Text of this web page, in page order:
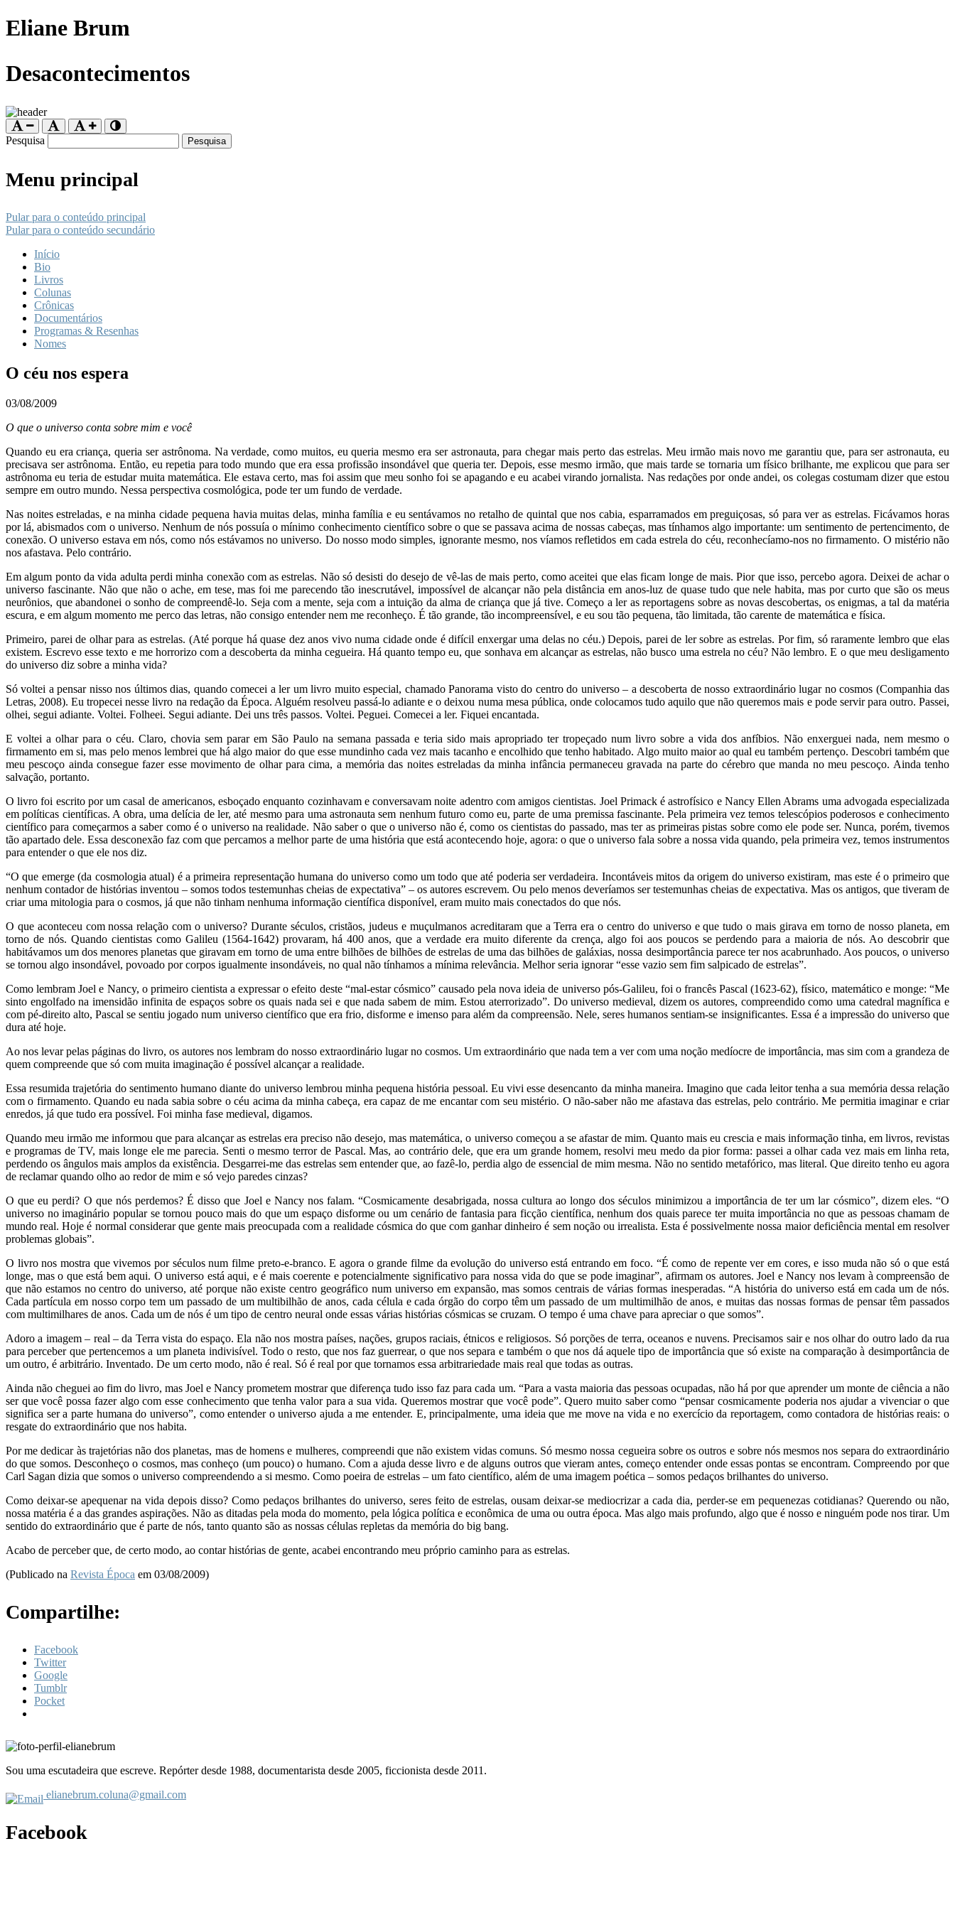
Eliane Brum
Desacontecimentos
Pesquisa
Menu principal
Pular para o conteúdo principal
Pular para o conteúdo secundário
Início
Bio
Livros
Colunas
Crônicas
Documentários
Programas & Resenhas
Nomes
O céu nos espera
03/08/2009
O que o universo conta sobre mim e você
Quando eu era criança, queria ser astrônoma. Na verdade, como muitos, eu queria mesmo era ser astronauta, para chegar mais perto das estrelas. Meu irmão mais novo me garantiu que, para ser astronauta, eu
precisava ser astrônoma. Então, eu repetia para todo mundo que era essa profissão insondável que queria ter. Depois, esse mesmo irmão, que mais tarde se tornaria um físico brilhante, me explicou que para ser
astrônoma eu teria de estudar muita matemática. Ele estava certo, mas foi assim que meu sonho foi se apagando e eu acabei virando jornalista. Nas redações por onde andei, os colegas costumam dizer que estou
sempre em outro mundo. Nessa perspectiva cosmológica, pode ter um fundo de verdade.
Nas noites estreladas, e na minha cidade pequena havia muitas delas, minha família e eu sentávamos no retalho de quintal que nos cabia, esparramados em preguiçosas, só para ver as estrelas. Ficávamos horas
por lá, abismados com o universo. Nenhum de nós possuía o mínimo conhecimento científico sobre o que se passava acima de nossas cabeças, mas tínhamos algo importante: um sentimento de pertencimento, de
conexão. O universo estava em nós, como nós estávamos no universo. Do nosso modo simples, ignorante mesmo, nos víamos refletidos em cada estrela do céu, reconhecíamo-nos no firmamento. O mistério não
nos afastava. Pelo contrário.
Em algum ponto da vida adulta perdi minha conexão com as estrelas. Não só desisti do desejo de vê-las de mais perto, como aceitei que elas ficam longe de mais. Pior que isso, percebo agora. Deixei de achar o
universo fascinante. Não que não o ache, em tese, mas foi me parecendo tão inescrutável, impossível de alcançar não pela distância em anos-luz de quase tudo que nele habita, mas por curto que são os meus
neurônios, que abandonei o sonho de compreendê-lo. Seja com a mente, seja com a intuição da alma de criança que já tive. Começo a ler as reportagens sobre as novas descobertas, os enigmas, a tal da matéria
escura, e em algum momento me perco das letras, não consigo entender nem me reconheço. É tão grande, tão incompreensível, e eu sou tão pequena, tão limitada, tão carente de matemática e física.
Primeiro, parei de olhar para as estrelas. (Até porque há quase dez anos vivo numa cidade onde é difícil enxergar uma delas no céu.) Depois, parei de ler sobre as estrelas. Por fim, só raramente lembro que elas
existem. Escrevo esse texto e me horrorizo com a descoberta da minha cegueira. Há quanto tempo eu, que sonhava em alcançar as estrelas, não busco uma estrela no céu? Não lembro. E o que meu desligamento
do universo diz sobre a minha vida?
Só voltei a pensar nisso nos últimos dias, quando comecei a ler um livro muito especial, chamado Panorama visto do centro do universo – a descoberta de nosso extraordinário lugar no cosmos (Companhia das
Letras, 2008). Eu tropecei nesse livro na redação da Época. Alguém resolveu passá-lo adiante e o deixou numa mesa pública, onde colocamos tudo aquilo que não queremos mais e pode servir para outro. Passei,
olhei, segui adiante. Voltei. Folheei. Segui adiante. Dei uns três passos. Voltei. Peguei. Comecei a ler. Fiquei encantada.
E voltei a olhar para o céu. Claro, chovia sem parar em São Paulo na semana passada e teria sido mais apropriado ter tropeçado num livro sobre a vida dos anfíbios. Não enxerguei nada, nem mesmo o
firmamento em si, mas pelo menos lembrei que há algo maior do que esse mundinho cada vez mais tacanho e encolhido que tenho habitado. Algo muito maior ao qual eu também pertenço. Descobri também que
meu pescoço ainda consegue fazer esse movimento de olhar para cima, a memória das noites estreladas da minha infância permaneceu gravada na parte do cérebro que manda no meu pescoço. Ainda tenho
salvação, portanto.
O livro foi escrito por um casal de americanos, esboçado enquanto cozinhavam e conversavam noite adentro com amigos cientistas. Joel Primack é astrofísico e Nancy Ellen Abrams uma advogada especializada
em políticas científicas. A obra, uma delícia de ler, até mesmo para uma astronauta sem nenhum futuro como eu, parte de uma premissa fascinante. Pela primeira vez temos telescópios poderosos e conhecimento
científico para começarmos a saber como é o universo na realidade. Não saber o que o universo não é, como os cientistas do passado, mas ter as primeiras pistas sobre como ele pode ser. Nunca, porém, tivemos
tão apartado dele. Essa desconexão faz com que percamos a melhor parte de uma história que está acontecendo hoje, agora: o que o universo fala sobre a nossa vida quando, pela primeira vez, temos instrumentos
para entender o que ele nos diz.
“O que emerge (da cosmologia atual) é a primeira representação humana do universo como um todo que até poderia ser verdadeira. Incontáveis mitos da origem do universo existiram, mas este é o primeiro que
nenhum contador de histórias inventou – somos todos testemunhas cheias de expectativa” – os autores escrevem. Ou pelo menos deveríamos ser testemunhas cheias de expectativa. Mas os antigos, que tiveram de
criar uma mitologia para o cosmos, já que não tinham nenhuma informação científica disponível, eram muito mais conectados do que nós.
O que aconteceu com nossa relação com o universo? Durante séculos, cristãos, judeus e muçulmanos acreditaram que a Terra era o centro do universo e que tudo o mais girava em torno de nosso planeta, em
torno de nós. Quando cientistas como Galileu (1564-1642) provaram, há 400 anos, que a verdade era muito diferente da crença, algo foi aos poucos se perdendo para a maioria de nós. Ao descobrir que
habitávamos um dos menores planetas que giravam em torno de uma entre bilhões de bilhões de estrelas de uma das bilhões de galáxias, nossa desimportância parece ter nos acabrunhado. Aos poucos, o universo
se tornou algo insondável, povoado por corpos igualmente insondáveis, no qual não tínhamos a mínima relevância. Melhor seria ignorar “esse vazio sem fim salpicado de estrelas”.
Como lembram Joel e Nancy, o primeiro cientista a expressar o efeito deste “mal-estar cósmico” causado pela nova ideia de universo pós-Galileu, foi o francês Pascal (1623-62), físico, matemático e monge: “Me
sinto engolfado na imensidão infinita de espaços sobre os quais nada sei e que nada sabem de mim. Estou aterrorizado”. Do universo medieval, dizem os autores, compreendido como uma catedral magnífica e
com pé-direito alto, Pascal se sentiu jogado num universo científico que era frio, disforme e imenso para além da compreensão. Nele, seres humanos sentiam-se insignificantes. Essa é a impressão do universo que
dura até hoje.
Ao nos levar pelas páginas do livro, os autores nos lembram do nosso extraordinário lugar no cosmos. Um extraordinário que nada tem a ver com uma noção medíocre de importância, mas sim com a grandeza de
quem compreende que só com muita imaginação é possível alcançar a realidade.
Essa resumida trajetória do sentimento humano diante do universo lembrou minha pequena história pessoal. Eu vivi esse desencanto da minha maneira. Imagino que cada leitor tenha a sua memória dessa relação
com o firmamento. Quando eu nada sabia sobre o céu acima da minha cabeça, era capaz de me encantar com seu mistério. O não-saber não me afastava das estrelas, pelo contrário. Me permitia imaginar e criar
enredos, já que tudo era possível. Foi minha fase medieval, digamos.
Quando meu irmão me informou que para alcançar as estrelas era preciso não desejo, mas matemática, o universo começou a se afastar de mim. Quanto mais eu crescia e mais informação tinha, em livros, revistas
e programas de TV, mais longe ele me parecia. Senti o mesmo terror de Pascal. Mas, ao contrário dele, que era um grande homem, resolvi meu medo da pior forma: passei a olhar cada vez mais em linha reta,
perdendo os ângulos mais amplos da existência. Desgarrei-me das estrelas sem entender que, ao fazê-lo, perdia algo de essencial de mim mesma. Não no sentido metafórico, mas literal. Que direito tenho eu agora
de reclamar quando olho ao redor de mim e só vejo paredes cinzas?
O que eu perdi? O que nós perdemos? É disso que Joel e Nancy nos falam. “Cosmicamente desabrigada, nossa cultura ao longo dos séculos minimizou a importância de ter um lar cósmico”, dizem eles. “O
universo no imaginário popular se tornou pouco mais do que um espaço disforme ou um cenário de fantasia para ficção científica, nenhum dos quais parece ter muita importância no que as pessoas chamam de
mundo real. Hoje é normal considerar que gente mais preocupada com a realidade cósmica do que com ganhar dinheiro é sem noção ou irrealista. Esta é possivelmente nossa maior deficiência mental em resolver
problemas globais”.
O livro nos mostra que vivemos por séculos num filme preto-e-branco. E agora o grande filme da evolução do universo está entrando em foco. “É como de repente ver em cores, e isso muda não só o que está
longe, mas o que está bem aqui. O universo está aqui, e é mais coerente e potencialmente significativo para nossa vida do que se pode imaginar”, afirmam os autores. Joel e Nancy nos levam à compreensão de
que não estamos no centro do universo, até porque não existe centro geográfico num universo em expansão, mas somos centrais de várias formas inesperadas. “A história do universo está em cada um de nós.
Cada partícula em nosso corpo tem um passado de um multibilhão de anos, cada célula e cada órgão do corpo têm um passado de um multimilhão de anos, e muitas das nossas formas de pensar têm passados
com multimilhares de anos. Cada um de nós é um tipo de centro neural onde essas várias histórias cósmicas se cruzam. O tempo é uma chave para apreciar o que somos”.
Adoro a imagem – real – da Terra vista do espaço. Ela não nos mostra países, nações, grupos raciais, étnicos e religiosos. Só porções de terra, oceanos e nuvens. Precisamos sair e nos olhar do outro lado da rua
para perceber que pertencemos a um planeta indivisível. Todo o resto, que nos faz guerrear, o que nos separa e também o que nos dá aquele tipo de importância que só existe na comparação à desimportância de
um outro, é arbitrário. Inventado. De um certo modo, não é real. Só é real por que tornamos essa arbitrariedade mais real que todas as outras.
Ainda não cheguei ao fim do livro, mas Joel e Nancy prometem mostrar que diferença tudo isso faz para cada um. “Para a vasta maioria das pessoas ocupadas, não há por que aprender um monte de ciência a não
ser que você possa fazer algo com esse conhecimento que tenha valor para a sua vida. Queremos mostrar que você pode”. Quero muito saber como “pensar cosmicamente poderia nos ajudar a vivenciar o que
significa ser a parte humana do universo”, como entender o universo ajuda a me entender. E, principalmente, uma ideia que me move na vida e no exercício da reportagem, como contadora de histórias reais: o
resgate do extraordinário que nos habita.
Por me dedicar às trajetórias não dos planetas, mas de homens e mulheres, compreendi que não existem vidas comuns. Só mesmo nossa cegueira sobre os outros e sobre nós mesmos nos separa do extraordinário
do que somos. Desconheço o cosmos, mas conheço (um pouco) o humano. Com a ajuda desse livro e de alguns outros que vieram antes, começo entender onde essas pontas se encontram. Compreendo por que
Carl Sagan dizia que somos o universo compreendendo a si mesmo. Como poeira de estrelas – um fato científico, além de uma imagem poética – somos pedaços brilhantes do universo.
Como deixar-se apequenar na vida depois disso? Como pedaços brilhantes do universo, seres feito de estrelas, ousam deixar-se mediocrizar a cada dia, perder-se em pequenezas cotidianas? Querendo ou não,
nossa matéria é a das grandes aspirações. Não as ditadas pela moda do momento, pela lógica política e econômica de uma ou outra época. Mas algo mais profundo, algo que é nosso e ninguém pode nos tirar. Um
sentido do extraordinário que é parte de nós, tanto quanto são as nossas células repletas da memória do big bang.
Acabo de perceber que, de certo modo, ao contar histórias de gente, acabei encontrando meu próprio caminho para as estrelas.
(Publicado na Revista Época em 03/08/2009)
Compartilhe:
Facebook
Twitter
Google
Tumblr
Pocket
Sou uma escutadeira que escreve. Repórter desde 1988, documentarista desde 2005, ficcionista desde 2011.
elianebrum.coluna@gmail.com
Facebook